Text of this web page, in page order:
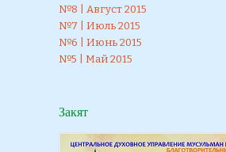
№8 | Август 2015
№7 | Июль 2015
№6 | Июнь 2015
№5 | Май 2015
Закят